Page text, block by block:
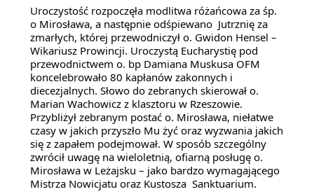
Uroczystość rozpoczęła modlitwa różańcowa za śp.
o Mirosława, a następnie odśpiewano  Jutrznię za
zmarłych, której przewodniczył o. Gwidon Hensel –
Wikariusz Prowincji. Uroczystą Eucharystię pod
przewodnictwem o. bp Damiana Muskusa OFM
koncelebrowało 80 kapłanów zakonnych i
diecezjalnych. Słowo do zebranych skierował o.
Marian Wachowicz z klasztoru w Rzeszowie.
Przybliżył zebranym postać o. Mirosława, niełatwe
czasy w jakich przyszło Mu żyć oraz wyzwania jakich
się z zapałem podejmował. W sposób szczególny
zwrócił uwagę na wieloletnią, ofiarną posługę o.
Mirosława w Leżajsku – jako bardzo wymagającego
Mistrza Nowicjatu oraz Kustosza  Sanktuarium.